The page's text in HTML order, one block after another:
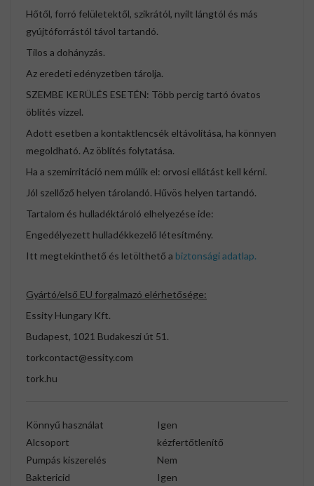
Hőtől, forró felületektől, szikrától, nyílt lángtól és más
gyújtóforrástól távol tartandó.
Tilos a dohányzás.
Az eredeti edényzetben tárolja.
SZEMBE KERÜLÉS ESETÉN: Több percig tartó óvatos
öblítés vízzel.
Adott esetben a kontaktlencsék eltávolítása, ha könnyen
megoldható. Az öblítés folytatása.
Ha a szemirritáció nem múlik el: orvosi ellátást kell kérni.
Jól szellőző helyen tárolandó. Hűvös helyen tartandó.
Tartalom és hulladéktároló elhelyezése ide:
Engedélyezett hulladékkezelő létesítmény.
Itt megtekinthető és letölthető a biztonsági adatlap.
Gyártó/első EU forgalmazó elérhetősége:
Essity Hungary Kft.
Budapest, 1021 Budakeszi út 51.
torkcontact@essity.com
tork.hu
Könnyű használat
Igen
Alcsoport
kézfertőtlenítő
Pumpás kiszerelés
Nem
Baktericid
Igen